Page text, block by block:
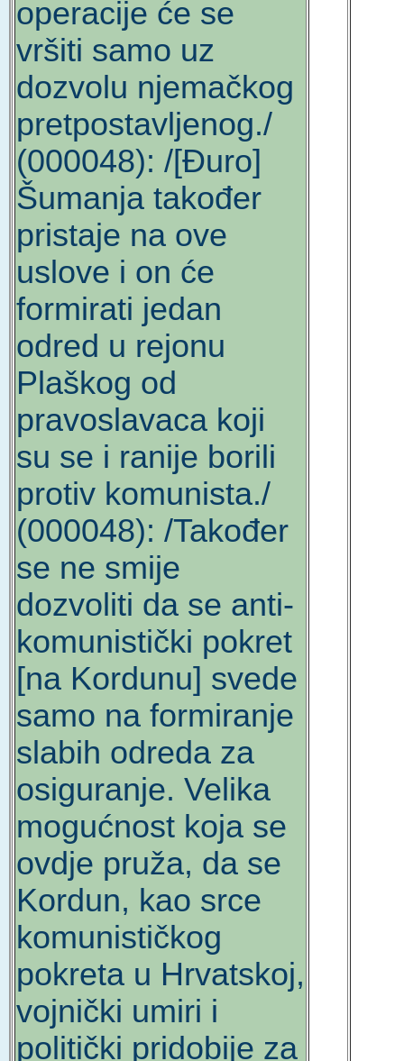
operacije će se
vršiti samo uz
dozvolu njemačkog
pretpostavljenog./
(000048): /[Đuro]
Šumanja također
pristaje na ove
uslove i on će
formirati jedan
odred u rejonu
Plaškog od
pravoslavaca koji
su se i ranije borili
protiv komunista./
(000048): /Također
se ne smije
dozvoliti da se anti-
komunistički pokret
[na Kordunu] svede
samo na formiranje
slabih odreda za
osiguranje. Velika
mogućnost koja se
ovdje pruža, da se
Kordun, kao srce
komunističkog
pokreta u Hrvatskoj,
vojnički umiri i
politički pridobije za